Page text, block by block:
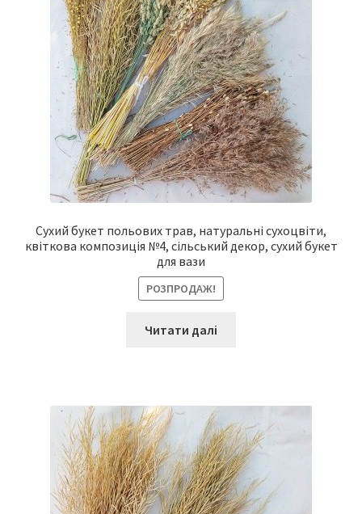
Сухий букет польових трав, натуральні сухоцвіти,
квіткова композиція №4, сільський декор, сухий букет
для вази
РОЗПРОДАЖ!
Читати далі